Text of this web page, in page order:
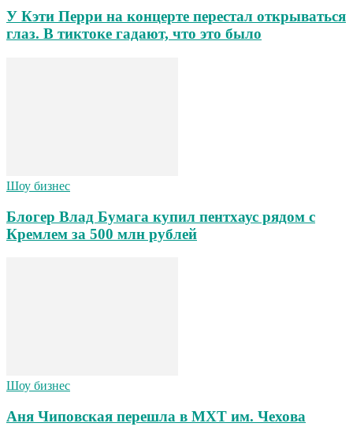
У Кэти Перри на концерте перестал открываться
глаз. В тиктоке гадают, что это было
Шоу бизнес
Блогер Влад Бумага купил пентхаус рядом с
Кремлем за 500 млн рублей
Шоу бизнес
Аня Чиповская перешла в МХТ им. Чехова